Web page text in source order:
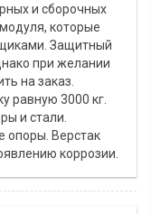
и сборочных
которые
Защитный
при желании
на заказ.
равную 3000 кг.
и стали.
опоры. Верстак
коррозии.